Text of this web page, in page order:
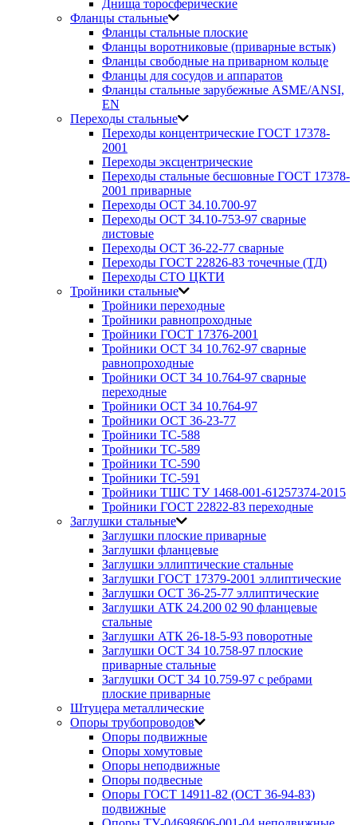
Днища торосферические
Фланцы стальные
Фланцы стальные плоские
Фланцы воротниковые (приварные встык)
Фланцы свободные на приварном кольце
Фланцы для сосудов и аппаратов
Фланцы стальные зарубежные ASME/ANSI,
EN
Переходы стальные
Переходы концентрические ГОСТ 17378-
2001
Переходы эксцентрические
Переходы стальные бесшовные ГОСТ 17378-
2001 приварные
Переходы ОСТ 34.10.700-97
Переходы ОСТ 34.10-753-97 сварные
листовые
Переходы ОСТ 36-22-77 сварные
Переходы ГОСТ 22826-83 точечные (ТД)
Переходы СТО ЦКТИ
Тройники стальные
Тройники переходные
Тройники равнопроходные
Тройники ГОСТ 17376-2001
Тройники ОСТ 34 10.762-97 сварные
равнопроходные
Тройники ОСТ 34 10.764-97 сварные
переходные
Тройники ОСТ 34 10.764-97
Тройники ОСТ 36-23-77
Тройники ТС-588
Тройники ТС-589
Тройники ТС-590
Тройники ТС-591
Тройники ТШС ТУ 1468-001-61257374-2015
Тройники ГОСТ 22822-83 переходные
Заглушки стальные
Заглушки плоские приварные
Заглушки фланцевые
Заглушки эллиптические стальные
Заглушки ГОСТ 17379-2001 эллиптические
Заглушки ОСТ 36-25-77 эллиптические
Заглушки АТК 24.200 02 90 фланцевые
стальные
Заглушки АТК 26-18-5-93 поворотные
Заглушки ОСТ 34 10.758-97 плоские
приварные стальные
Заглушки ОСТ 34 10.759-97 с ребрами
плоские приварные
Штуцера металлические
Опоры трубопроводов
Опоры подвижные
Опоры хомутовые
Опоры неподвижные
Опоры подвесные
Опоры ГОСТ 14911-82 (ОСТ 36-94-83)
подвижные